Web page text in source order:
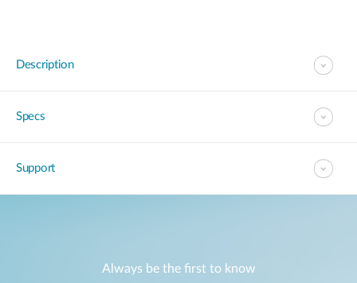
Description
Specs
Support
Always be the first to know